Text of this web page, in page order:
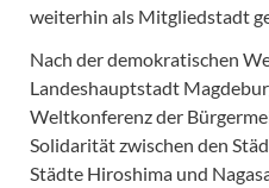
weiterhin als Mitgliedstadt
Nach der demokratischen
Landeshauptstadt
Weltkonferenz der
Solidarität zwischen den
Städte Hiroshima und